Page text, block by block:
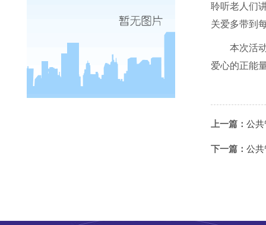
聆听老人们
关爱多带到
本次活
爱心的正能
上一篇： 公
下一篇： 公